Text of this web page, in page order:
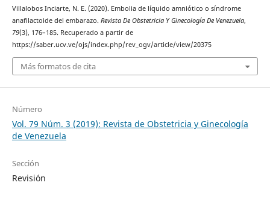
Villalobos Inciarte, N. E. (2020). Embolia de líquido amniótico o síndrome
anafilactoide del embarazo. Revista De Obstetricia Y Ginecología De Venezuela,
79(3), 176–185. Recuperado a partir de
https://saber.ucv.ve/ojs/index.php/rev_ogv/article/view/20375
Más formatos de cita
Número
Vol. 79 Núm. 3 (2019): Revista de Obstetricia y Ginecología
de Venezuela
Sección
Revisión